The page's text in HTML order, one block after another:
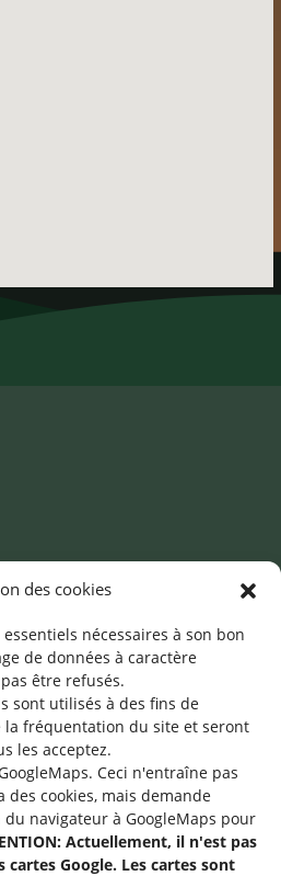
des cookies
nécessaires à son bon
de données à caractère
être refusés.
sont utilisés à des fins de
la fréquentation du site et seront
les acceptez.
Ceci n'entraîne pas
des cookies, mais demande
navigateur à GoogleMaps pour
Actuellement, il n'est pas
cartes Google. Les cartes sont